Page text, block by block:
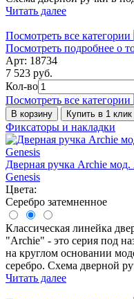
Читать далее
Посмотреть все категории
Посмотреть подробнее о
Арт: 18734
7 523 руб.
Кол-во
Посмотреть все категории
В корзину Купить в 1 клик
Фиксаторы и накладки
Дверная ручка Archie мод.
Genesis
Цвета:
Серебро затемненное
Классическая линейка
"Archie" - это серия под
на круглом основании
серебро. Схема дверной
Читать далее